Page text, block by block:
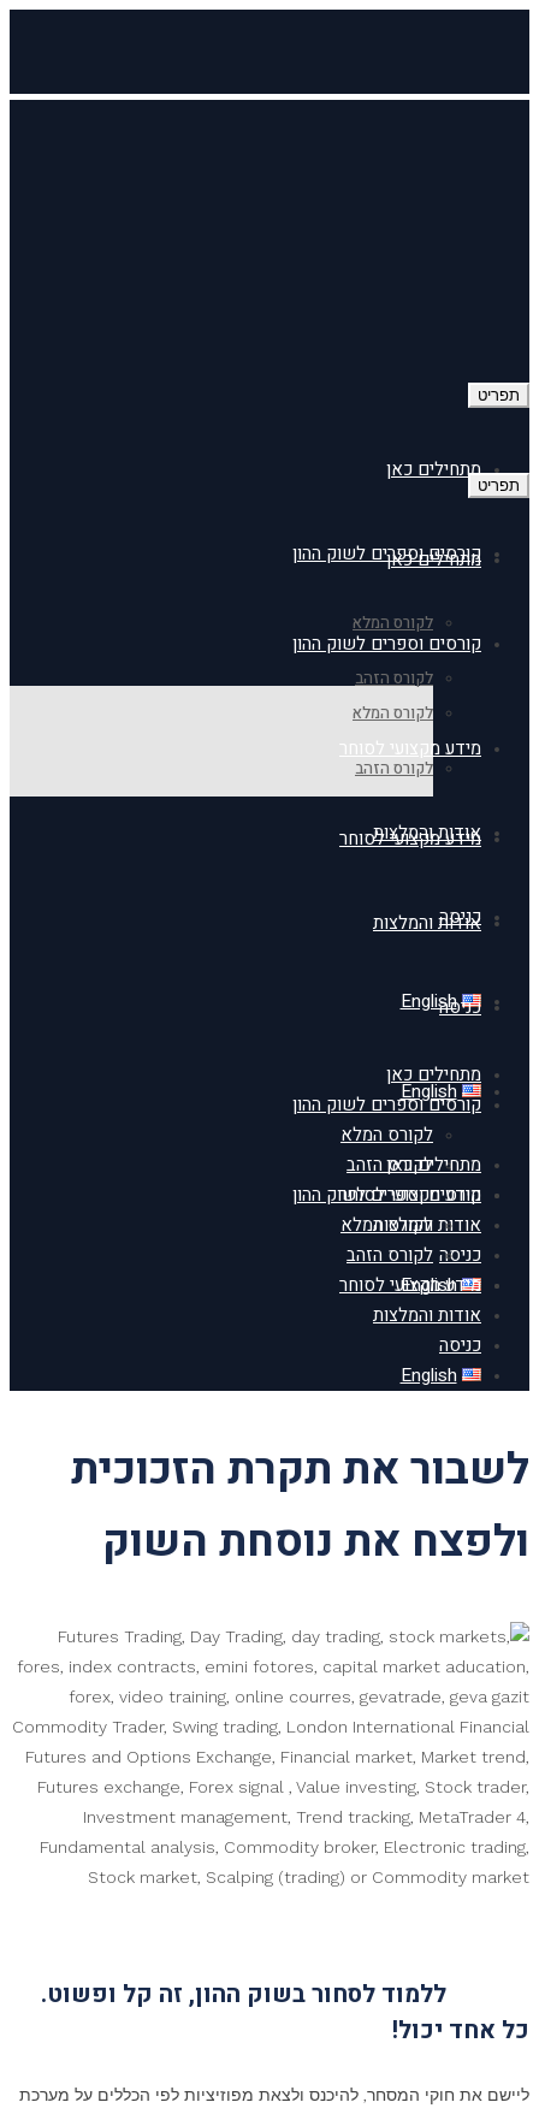
תפריט
מתחילים כאן
קורסים וספרים לשוק ההון
לקורס המלא
לקורס הזהב
מידע מקצועי לסוחר
אודות והמלצות
כניסה
English
מתחילים כאן
קורסים וספרים לשוק ההון
לקורס המלא
לקורס הזהב
מידע מקצועי לסוחר
אודות והמלצות
כניסה
English
תפריט
מתחילים כאן
קורסים וספרים לשוק ההון
לקורס המלא
לקורס הזהב
מידע מקצועי לסוחר
אודות והמלצות
כניסה
English
מתחילים כאן
קורסים וספרים לשוק ההון
לקורס המלא
לקורס הזהב
מידע מקצועי לסוחר
אודות והמלצות
כניסה
English
לשבור את תקרת הזכוכית
ולפצח את נוסחת השוק
ללמוד לסחור בשוק ההון, זה קל ופשוט.
כל אחד יכול!
ליישם את חוקי המסחר, להיכנס ולצאת מפוזיציות לפי הכללים על מערכת